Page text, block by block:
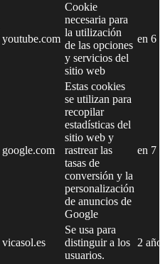
youtube.com
Cookie
necesaria para
la utilización
de las opciones
y servicios del
sitio web
en 6
google.com
Estas cookies
se utilizan para
recopilar
estadísticas del
sitio web y
rastrear las
tasas de
conversión y la
personalización
de anuncios de
Google
en 7
vicasol.es
Se usa para
distinguir a los
usuarios.
2